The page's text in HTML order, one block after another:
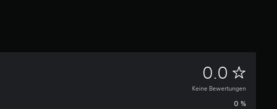
0.0 K
e
Keine Bewertungen
0 %